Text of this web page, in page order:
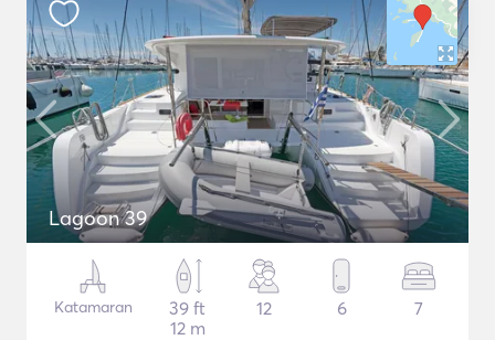
Lagoon 39
Katamaran
39 ft
12 m
12 6 7